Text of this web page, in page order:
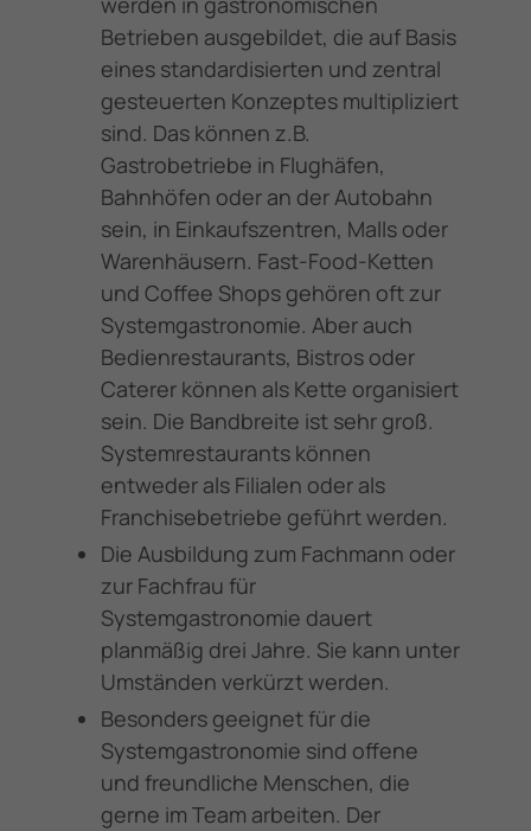
Betrieben ausgebildet, die auf Basis
eines standardisierten und zentral
gesteuerten Konzeptes multipliziert
sind. Das können z.B.
Gastrobetriebe in Flughäfen,
Bahnhöfen oder an der Autobahn
sein, in Einkaufszentren, Malls oder
Warenhäusern. Fast-Food-Ketten
und Coffee Shops gehören oft zur
Systemgastronomie. Aber auch
Bedienrestaurants, Bistros oder
Caterer können als Kette organisiert
sein. Die Bandbreite ist sehr groß.
Systemrestaurants können
entweder als Filialen oder als
Franchisebetriebe geführt werden.
Die Ausbildung zum Fachmann oder
zur Fachfrau für
Systemgastronomie dauert
planmäßig drei Jahre. Sie kann unter
Umständen verkürzt werden.
Besonders geeignet für die
Systemgastronomie sind offene
und freundliche Menschen, die
gerne im Team arbeiten. Der